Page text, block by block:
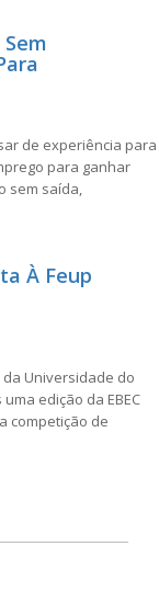
de experiência para
para ganhar
sem saída,
À Feup
da Universidade do
edição da EBEC
competição de